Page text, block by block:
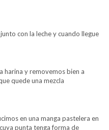
con la leche y cuando llegue
harina y removemos bien a
quede una mezcla
en una manga pastelera en
punta tenga forma de